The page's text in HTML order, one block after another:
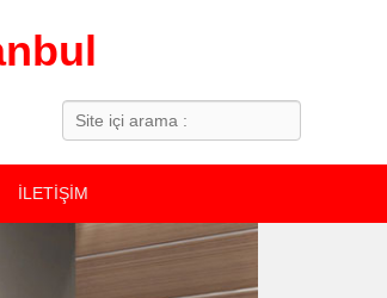
Search
İLETİŞİM